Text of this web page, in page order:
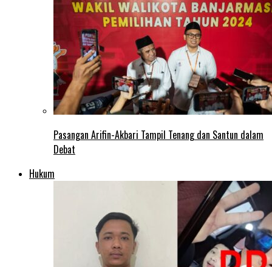
Pasangan Arifin-Akbari Tampil Tenang dan Santun dalam
Debat
Hukum